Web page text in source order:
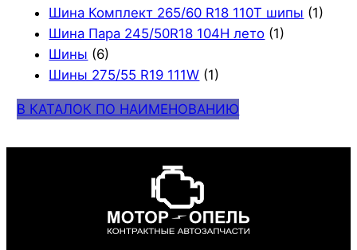
Шина Комплект 265/60 R18 110T шипы (1)
Шина Пара 245/50R18 104H лето (1)
Шины (6)
Шины 275/55 R19 111W (1)
В КАТАЛОК ПО НАИМЕНОВАНИЮ